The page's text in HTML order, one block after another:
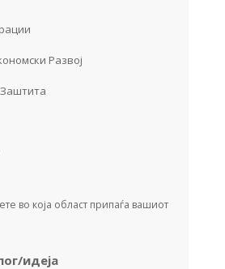
Развој
во која област припаѓа вашиот
идеја